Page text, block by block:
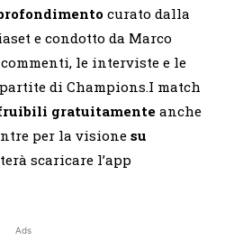
curato dalla
e condotto da Marco
le interviste e le
di Champions.I match
gratuitamente anche
per la visionesu
scaricare l’app
Ads